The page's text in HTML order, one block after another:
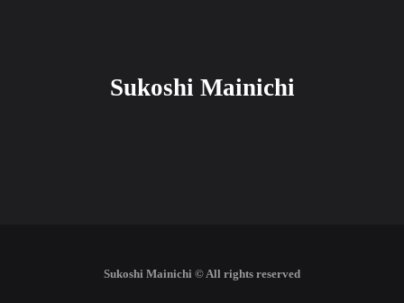
Sukoshi Mainichi
Sukoshi Mainichi © All rights reserved